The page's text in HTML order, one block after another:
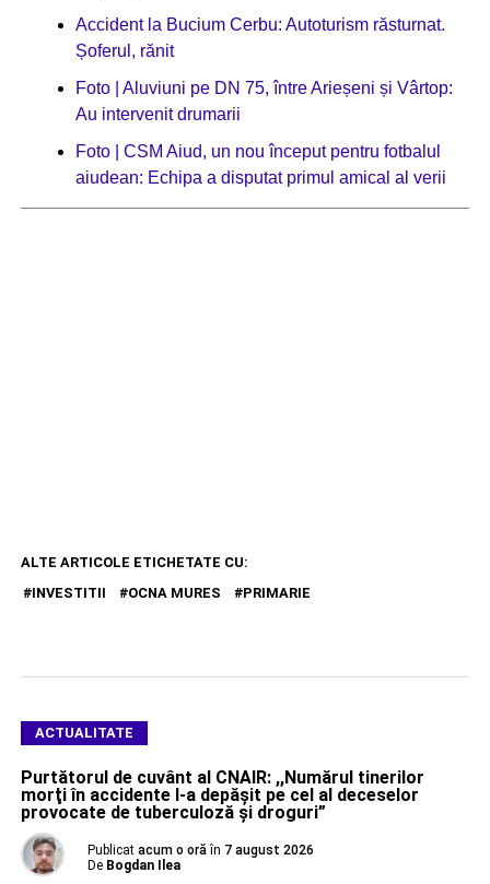
Accident la Bucium Cerbu: Autoturism răsturnat.
Șoferul, rănit
Foto | Aluviuni pe DN 75, între Arieșeni și Vârtop:
Au intervenit drumarii
Foto | CSM Aiud, un nou început pentru fotbalul
aiudean: Echipa a disputat primul amical al verii
ALTE ARTICOLE ETICHETATE CU:
INVESTITII
OCNA MURES PRIMARIE
ACTUALITATE
Purtătorul de cuvânt al CNAIR: ,,Numărul tinerilor
morţi în accidente l-a depăşit pe cel al deceselor
provocate de tuberculoză şi droguri”
Publicat acum o oră în 7 august 2026
De Bogdan Ilea